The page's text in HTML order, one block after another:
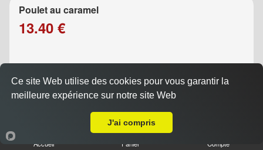
Poulet au caramel
13.40 €
Accueil Panier Compte
Ce site Web utilise des cookies pour vous garantir la
meilleure expérience sur notre site Web
J'ai compris